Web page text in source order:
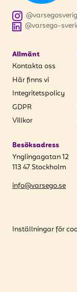
@varsego-
Allmänt
Kontakta oss
Här finns vi
Integritetspolicy
GDPR
Villkor
Besöksadress
Ynglingagatan 12
113 47 Stockholm
info@varsego.se
Inställningar för